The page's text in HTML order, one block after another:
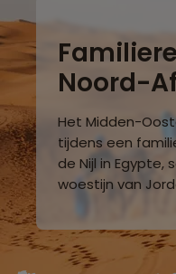
Noord-
Het Midden-
tijdens een
de Nijl in
woestijn van